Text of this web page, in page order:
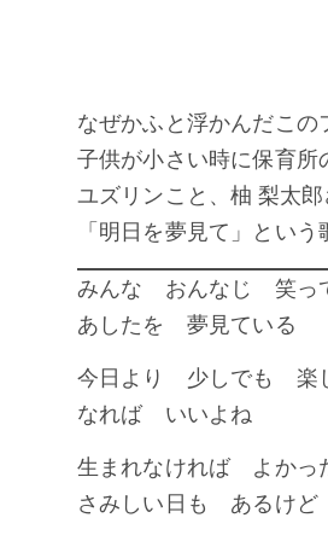
なぜかふと浮かんだこの
子供が小さい時に保育所
ユズリンこと、柚 梨太
「明日を夢見て」という
みんな おんなじ 笑っ
あしたを 夢見ている
今日より 少しでも 楽
なれば いいよね
生まれなければ よかっ
さみしい日も あるけど